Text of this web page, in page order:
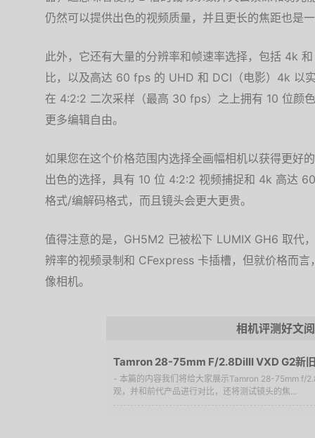
仍然可以提供出色的视频质量，并且更长的焦距也是
此外，它还有大量的分辨率和帧速率选择，包括 4k
比，以及高达 60 fps 的 UHD 和 DCI（电影）4k 以
在 4:2:2 二次采样（最高 30 fps）之上拥有 10 位颜
更多编辑自由。
如果您在这个价格范围内选择全画幅相机以获得更好
出色的选择，具有 10 位 4:2:2 视频捕捉和 4k 高达
格式/编解码格式，而且镜头会更大更贵。
值得注意的是，GH5M2 已被松下 LUMIX GH6 取代
辨率的视频录制和 CFexpress 卡插槽，但就价格而
像相机。
相机评测好文
Tamron 28-75mm F/2.8DiIII VXD G2新
更优异！
- 本篇的内容我们将给大家展示Tamron 28-75mm f/
观，并和前代产品进行对比，还将测试镜头的焦...